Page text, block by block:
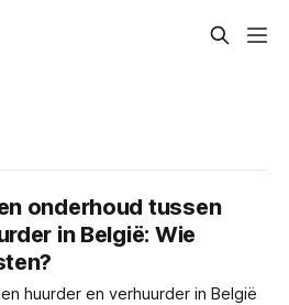
onderhoud tussen
in België: Wie
huurder en verhuurder in België